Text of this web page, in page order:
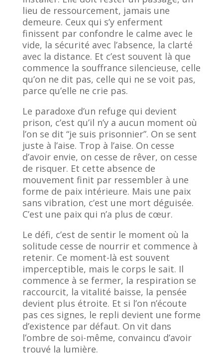
lieu de ressourcement, jamais une
demeure. Ceux qui s’y enferment
finissent par confondre le calme avec le
vide, la sécurité avec l’absence, la clarté
avec la distance. Et c’est souvent là que
commence la souffrance silencieuse, celle
qu’on ne dit pas, celle qui ne se voit pas,
parce qu’elle ne crie pas.
Le paradoxe d’un refuge qui devient
prison, c’est qu’il n’y a aucun moment où
l’on se dit “je suis prisonnier”. On se sent
juste à l’aise. Trop à l’aise. On cesse
d’avoir envie, on cesse de rêver, on cesse
de risquer. Et cette absence de
mouvement finit par ressembler à une
forme de paix intérieure. Mais une paix
sans vibration, c’est une mort déguisée.
C’est une paix qui n’a plus de cœur.
Le défi, c’est de sentir le moment où la
solitude cesse de nourrir et commence à
retenir. Ce moment-là est souvent
imperceptible, mais le corps le sait. Il
commence à se fermer, la respiration se
raccourcit, la vitalité baisse, la pensée
devient plus étroite. Et si l’on n’écoute
pas ces signes, le repli devient une forme
d’existence par défaut. On vit dans
l’ombre de soi-même, convaincu d’avoir
trouvé la lumière.